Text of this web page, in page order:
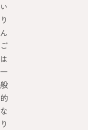
い
り
ん
ご
は
一
般
的
な
り